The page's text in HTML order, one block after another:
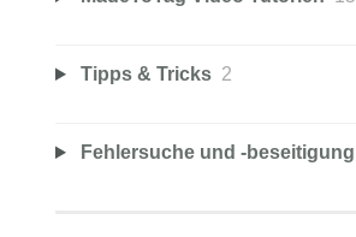
Tipps & Tricks 2
Fehlersuche und -beseitigung